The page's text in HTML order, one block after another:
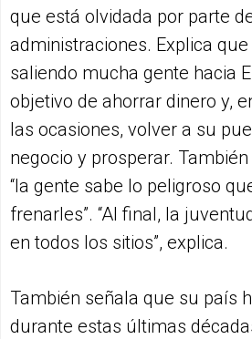
que está olvidada por parte
administraciones. Explica
saliendo mucha gente hacia
objetivo de ahorrar dinero y,
las ocasiones, volver a su
negocio y prosperar.
“la gente sabe lo peligroso
frenarles”. “Al final, la
en todos los sitios”, explica.
También señala que su país
durante estas últimas